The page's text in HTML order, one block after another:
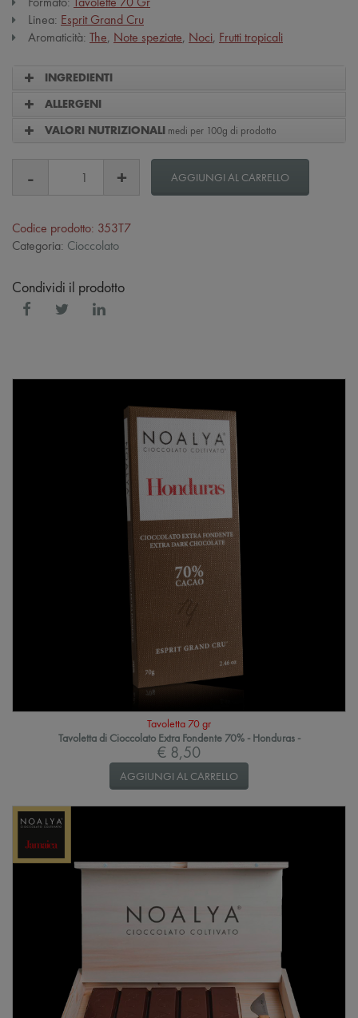
Linea: Esprit Grand Cru
Aromaticità: The, Note speziate, Noci, Frutti tropicali
INGREDIENTI
ALLERGENI
VALORI NUTRIZIONALI medi per 100g di prodotto
AGGIUNGI AL CARRELLO
Codice prodotto: 353T7
Categoria: Cioccolato
Condividi il prodotto
Tavoletta 70 gr
Tavoletta di Cioccolato Extra Fondente 70% - Honduras -
€ 8,50
AGGIUNGI AL CARRELLO